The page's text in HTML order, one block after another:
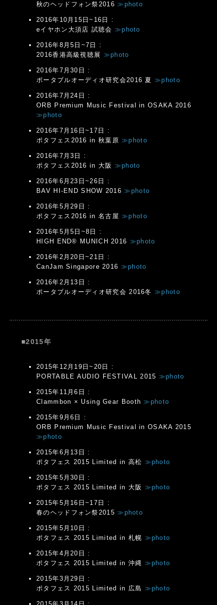
秋のヘッドフォン祭2016≫photo
2016年10月15日~16日 :
eイヤホン大須店 試聴会 ≫photo
2016年8月5日~7日 :
2016香港高級視聴展 ≫photo
2016年7月30日 :
ポータブルオーディオ研究会2016 夏≫photo
2016年7月24日 :
ORB Premium Music Festival in OSAKA 2016
≫photo
2016年7月16日~17日 :
ポタフェス2016 in 秋葉原≫photo
2016年7月3日 :
ポタフェス2016 in 大阪 ≫photo
2016年6月23日~26日 :
BAV HI-END SHOW 2016≫photo
2016年5月29日 :
ポタフェス2016 in 名古屋≫photo
2016年5月5日~8日 :
HIGH END® MUNICH 2016 ≫photo
2016年2月20日~21日 :
CanJam Singapore 2016 ≫photo
2016年2月13日 :
ポータブルオーディオ研究会 2016冬≫photo
■2015年
2015年12月19日~20日 :
PORTABLE AUDIO FESTIVAL 2015 ≫photo
2015年11月6日 :
Clammbon × Using Gear Booth≫photo
2015年9月6日 :
ORB Premium Music Festival in OSAKA 2015
≫photo
2015年6月13日 :
ポタフェス 2015 Limited in 高松 ≫photo
2015年5月30日 :
ポタフェス 2015 Limited in 大阪 ≫photo
2015年5月16日~17日 :
春のヘッドフォン祭2015≫photo
2015年5月10日 :
ポタフェス 2015 Limited in 札幌 ≫photo
2015年4月20日 :
ポタフェス 2015 Limited in 沖縄 ≫photo
2015年3月29日 :
ポタフェス 2015 Limited in 広島 ≫photo